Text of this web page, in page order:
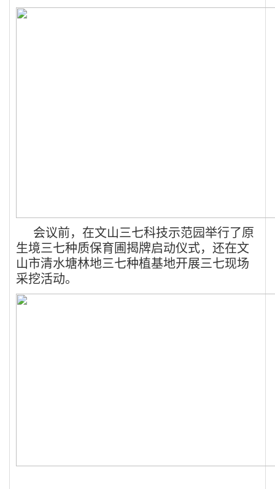
会议前，在文山三七科技示范园举行了原
生境三七种质保育圃揭牌启动仪式，还在文
山市清水塘林地三七种植基地开展三七现场
采挖活动。